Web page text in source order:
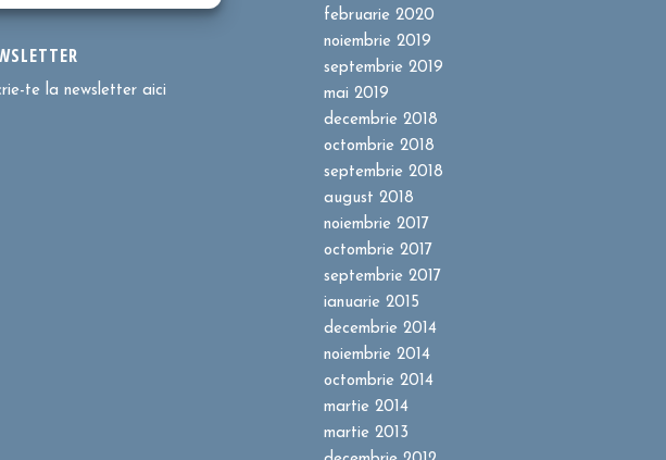
te la newsletter aici
februarie 2020
noiembrie 2019
septembrie 2019
mai 2019
decembrie 2018
octombrie 2018
septembrie 2018
august 2018
noiembrie 2017
octombrie 2017
septembrie 2017
ianuarie 2015
decembrie 2014
noiembrie 2014
octombrie 2014
martie 2014
martie 2013